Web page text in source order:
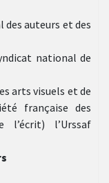
des auteurs et des
national de
arts visuels et de
française des
l’écrit) l’Urssaf